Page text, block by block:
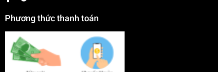
Phương thức thanh toán